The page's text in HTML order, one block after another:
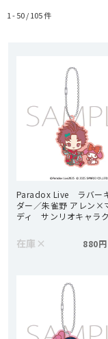
1 - 50 /105件
Paradox Live ラバー
ダー／朱雀野 アレン×
ディ サンリオキャラ
在庫 × 880円